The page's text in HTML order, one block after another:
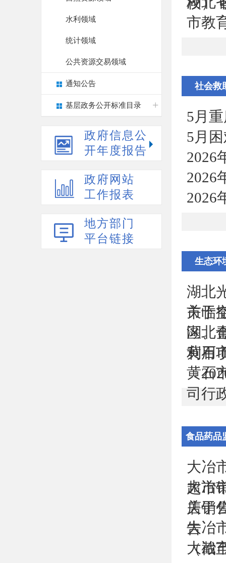
水利领域
统计领域
公共资源交易领域
通知公告
基层政务公开标准目录
政府信息公
开年度报告
政府网站
工作报表
地方部门
平台链接
市教
社会救
5月
5月
2026
2026
2026
生态环
湖北
市临
关于
区、
湖北
利用
黄石
〔
黄石
司行
食品药品
大冶
超市
大冶
店销
关于
告
大冶
（截
大冶